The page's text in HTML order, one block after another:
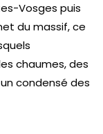
Vosges puis
du massif, ce
chaumes, des
condensé des